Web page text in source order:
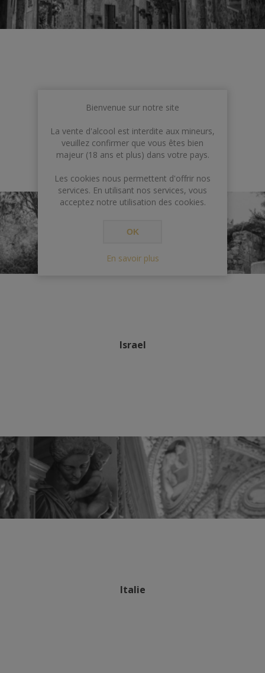
Israel
Italie
Bienvenue sur notre site
La vente d'alcool est interdite aux mineurs,
veuillez confirmer que vous êtes bien
majeur (18 ans et plus) dans votre pays.
Les cookies nous permettent d'offrir nos
services. En utilisant nos services, vous
acceptez notre utilisation des cookies.
OK
En savoir plus